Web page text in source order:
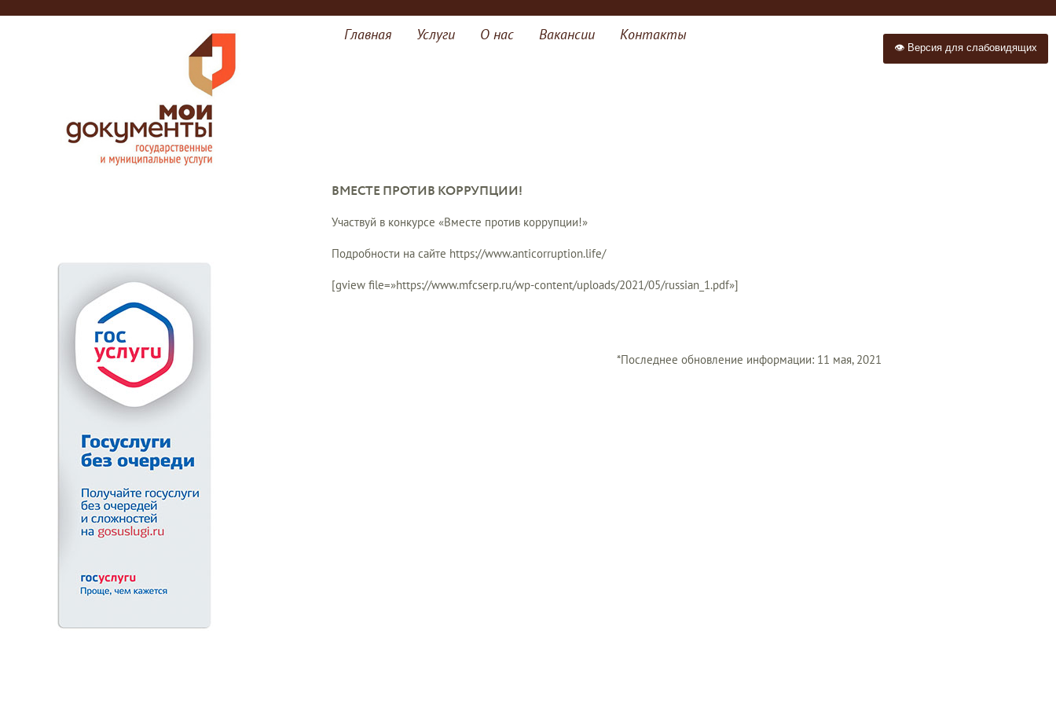
Главная Услуги О нас Вакансии Контакты
ВМЕСТЕ ПРОТИВ КОРРУПЦИИ!
Участвуй в конкурсе «Вместе против коррупции!»
Подробности на сайте https://www.anticorruption.life/
[gview file=»https://www.mfcserp.ru/wp-content/uploads/2021/05/russian_1.pdf»]
*Последнее обновление информации: 11 мая, 2021
👁 Версия для слабовидящих